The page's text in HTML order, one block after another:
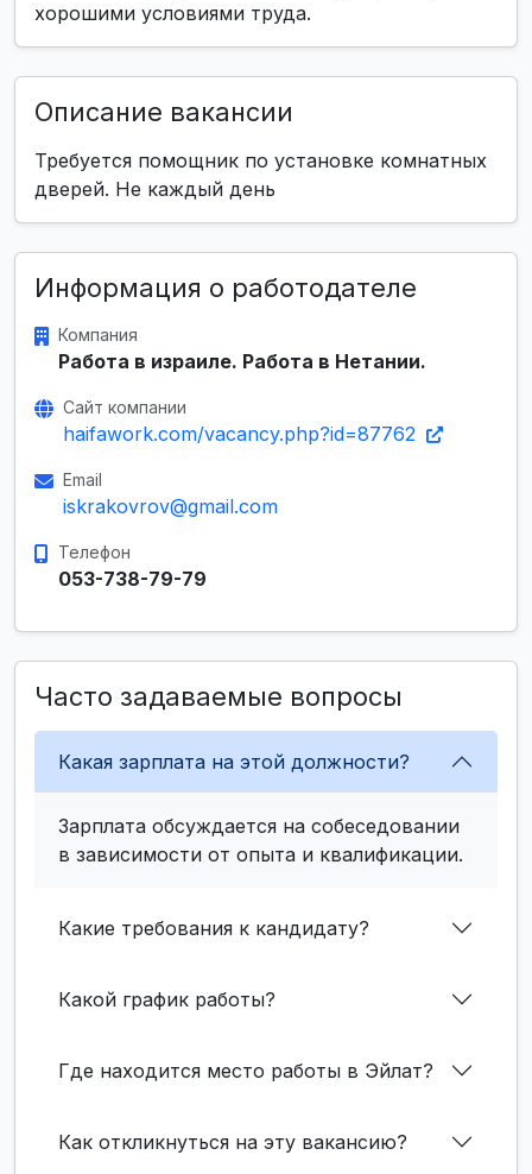
хорошими условиями труда.
Описание вакансии
Требуется помощник по установке комнатных
дверей. Не каждый день
Информация о работодателе
Компания
Работа в израиле. Работа в Нетании.
Сайт компании
haifawork.com/vacancy.php?id=87762
Email
iskrakovrov@gmail.com
Телефон
053-738-79-79
Часто задаваемые вопросы
Какая зарплата на этой должности?
Зарплата обсуждается на собеседовании
в зависимости от опыта и квалификации.
Какие требования к кандидату?
Какой график работы?
Где находится место работы в Эйлат?
Как откликнуться на эту вакансию?